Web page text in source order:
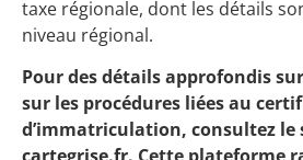
taxe régionale, dont les détails
niveau régional.
Pour des détails approfondis
sur les procédures liées au
d’immatriculation, consultez le